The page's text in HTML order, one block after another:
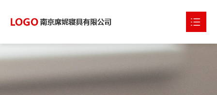
首页
关于我们